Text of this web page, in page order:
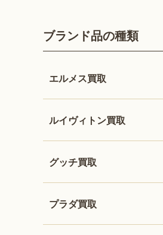
ブランド品の種類
エルメス買取
ルイヴィトン買取
グッチ買取
プラダ買取